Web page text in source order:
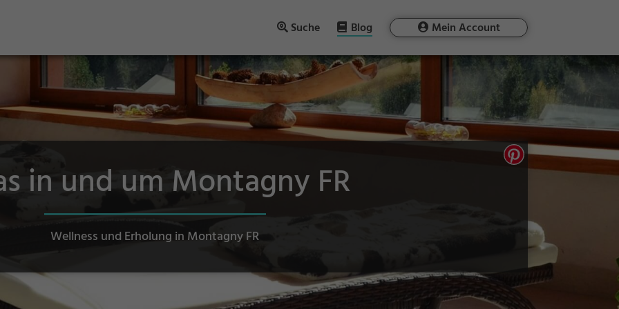
Suche Blog Mein Account
in und um Montagny FR
Wellness und Erholung in Montagny FR